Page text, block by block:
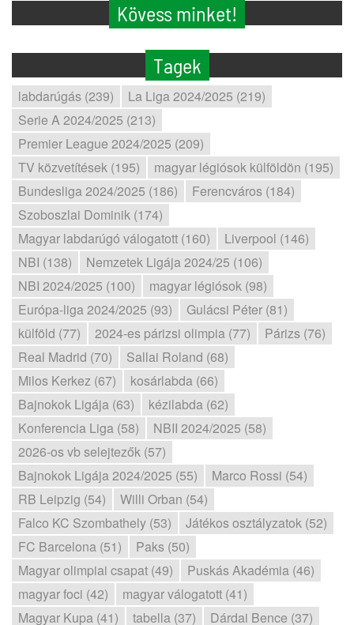
Kövess minket!
Tagek
labdarúgás (239)
La Liga 2024/2025 (219)
Serie A 2024/2025 (213)
Premier League 2024/2025 (209)
TV közvetítések (195)
magyar légiósok külföldön (195)
Bundesliga 2024/2025 (186)
Ferencváros (184)
Szoboszlai Dominik (174)
Magyar labdarúgó válogatott (160)
Liverpool (146)
NBI (138)
Nemzetek Ligája 2024/25 (106)
NBI 2024/2025 (100)
magyar légiósok (98)
Európa-liga 2024/2025 (93)
Gulácsi Péter (81)
külföld (77)
2024-es párizsi olimpia (77)
Párizs (76)
Real Madrid (70)
Sallai Roland (68)
Milos Kerkez (67)
kosárlabda (66)
Bajnokok Ligája (63)
kézilabda (62)
Konferencia Liga (58)
NBII 2024/2025 (58)
2026-os vb selejtezők (57)
Bajnokok Ligája 2024/2025 (55)
Marco Rossi (54)
RB Leipzig (54)
Willi Orban (54)
Falco KC Szombathely (53)
Játékos osztályzatok (52)
FC Barcelona (51)
Paks (50)
Magyar olimpiai csapat (49)
Puskás Akadémia (46)
magyar foci (42)
magyar válogatott (41)
Magyar Kupa (41)
tabella (37) Dárdai Bence (37)